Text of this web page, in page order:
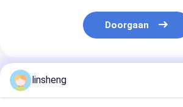
Doorgaan
Geadviseerde Producten
linsheng